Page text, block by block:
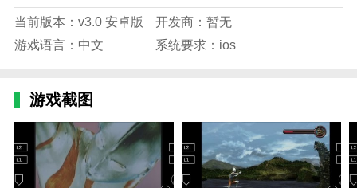
3.怪物的种类很多，每种怪物都有独特的技能和属性，
需要不同的策略来对付它们；
进入QQTN网络搜索
2.点击高速下载并等待。
3.进入游戏并开始战斗。
奥特曼空想特摄汉化版怎么玩
当前版本：v3.0 安卓版
开发商：暂无
游戏语言：中文
系统要求：ios
游戏截图